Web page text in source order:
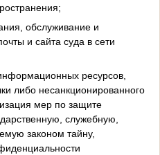
обслуживание и
и сайта суда в сети
ресурсов,
либо несанкционированного
мер по защите
служебную,
законом тайну,